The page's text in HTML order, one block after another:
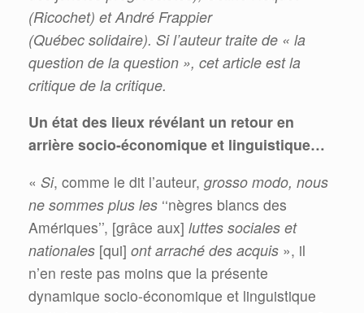
(Ricochet) et André Frappier
(Québec solidaire). Si l’auteur traite de « la
question de la question », cet article est la
critique de la critique.
Un état des lieux révélant un retour en
arrière socio-économique et linguistique…
« Si, comme le dit l’auteur, grosso modo, nous
ne sommes plus les ‘‘nègres blancs des
Amériques’’, [grâce aux] luttes sociales et
nationales [qui] ont arraché des acquis », il
n’en reste pas moins que la présente
dynamique socio-économique et linguistique